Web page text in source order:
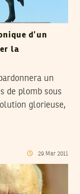
d’un
la
un
de plomb sous
glorieuse,
29 Mar 2011